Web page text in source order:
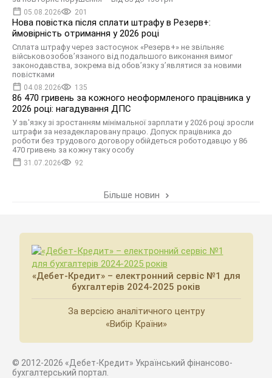
05.08.2026 201
Нова повістка після сплати штрафу в Резерв+:
ймовірність отримання у 2026 році
Сплата штрафу через застосунок «Резерв+» не звільняє
військовозобов’язаного від подальшого виконання вимог
законодавства, зокрема від обов’язку з’являтися за новими
повістками
04.08.2026 135
86 470 гривень за кожного неоформленого працівника у
2026 році: нагадування ДПС
У зв'язку зі зростанням мінімальної зарплати у 2026 році зросли
штрафи за незадекларовану працю. Допуск працівника до
роботи без трудового договору обійдеться роботодавцю у 86
470 гривень за кожну таку особу
31.07.2026 92
Більше новин
«Дебет-Кредит» – електронний сервіс №1 для
бухгалтерів 2024-2025 років
За версією аналітичного центру
«Вибір Країни»
© 2012-2026 «Дебет-Кредит» Український фінансово-
бухгалтерський портал.